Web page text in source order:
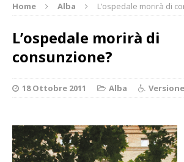
Home Alba L’ospedale morirà di
L’ospedale morirà di
consunzione?
18 Ottobre 2011 Alba